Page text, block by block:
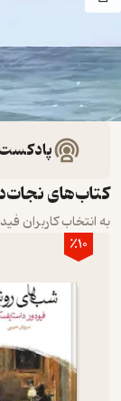
پادکست
کتاب‌های
به انتخاب کاربران
٪10